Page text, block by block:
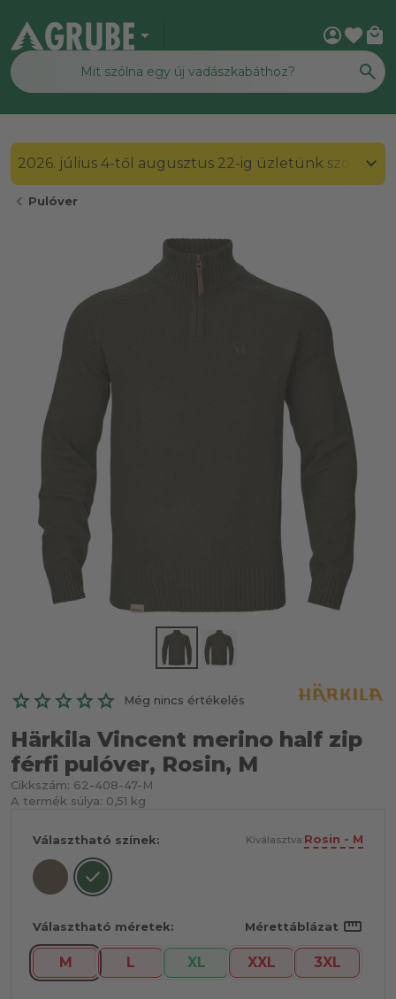
arrow_drop_down account_circlefavorite local_mall
2026. július 4-től augusztus 22-ig üzletünk
chevron_left Pulóver
Még nincs értékelés
Härkila Vincent merino half zip
férfi pulóver, Rosin, M
Cikkszám: 62-408-47-M
A termék súlya: 0,51 kg
Választható színek: Kiválasztva:Rosin - M
Választható méretek: Mérettáblázat straighten
M L XL XXL 3XL